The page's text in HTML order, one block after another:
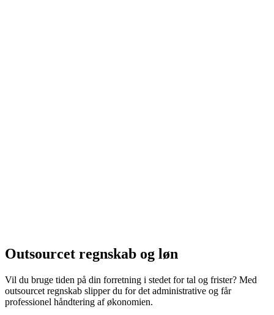
Outsourcet regnskab og løn
Vil du bruge tiden på din forretning i stedet for tal og frister? Med
outsourcet regnskab slipper du for det administrative og får
professionel håndtering af økonomien.